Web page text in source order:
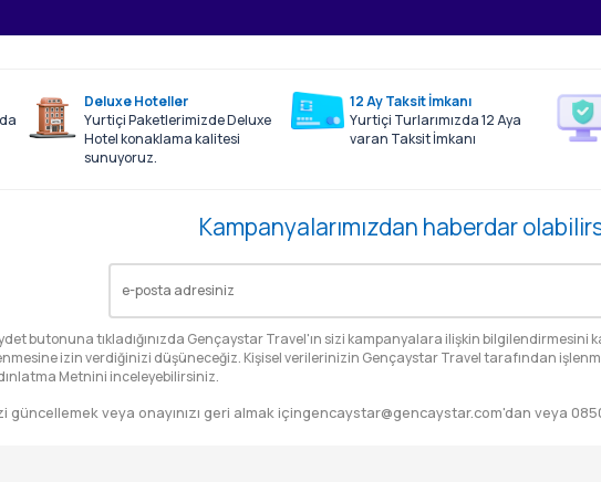
Deluxe Hoteller
Yurtiçi Paketlerimizde Deluxe
Hotel konaklama kalitesi
sunuyoruz.
12 Ay Taksit İmkanı
Yurtiçi Turlarımızda 12 Aya
varan Taksit İmkanı
Kampanyalarımızdan haberdar
butonuna tıkladığınızda Gençaystar Travel'ın sizi kampanyalara ilişkin
izin verdiğinizi düşüneceğiz. Kişisel verilerinizin Gençaystar Travel tarafından
Metnini inceleyebilirsiniz.
güncellemek veya onayınızı geri almak içingencaystar@gencaystar.com'dan veya